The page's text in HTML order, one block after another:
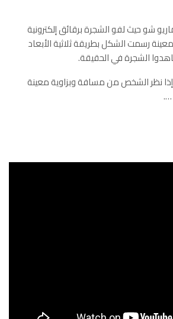
شو حيث لفو الشجرة برقائق إلكترونية
رسمت الشكل بطريقة ثلاثية الأبعاد
الشجرة في الحقيقة.
نظر الشخص من مسافة وبزاوية معينة